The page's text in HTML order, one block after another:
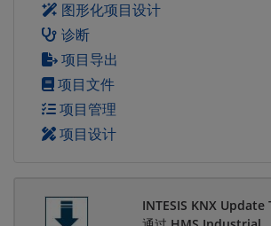
图形化项目设计
诊断
项目导出
项目文件
项目管理
项目设计
INTESIS KNX Update